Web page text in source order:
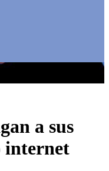
a sus
internet